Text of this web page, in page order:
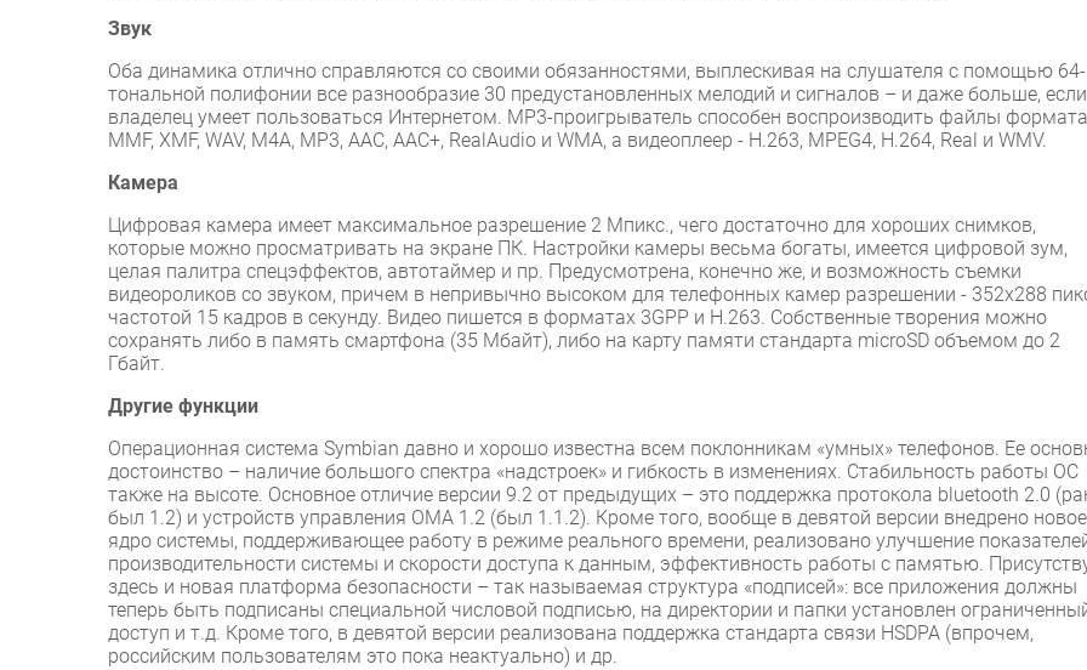
Звук
Оба динамика отлично справляются со своими обязанностями, выплескивая на слушателя с помощью 64-
тональной полифонии все разнообразие 30 предустановленных мелодий и сигналов – и даже больше, если
владелец умеет пользоваться Интернетом. МР3-проигрыватель способен воспроизводить файлы формата
MMF, XMF, WAV, M4A, MP3, AAC, AAC+, RealAudio и WMA, а видеоплеер - H.263, MPEG4, H.264, Real и WMV.
Камера
Цифровая камера имеет максимальное разрешение 2 Мпикс., чего достаточно для хороших снимков,
которые можно просматривать на экране ПК. Настройки камеры весьма богаты, имеется цифровой зум,
целая палитра спецэффектов, автотаймер и пр. Предусмотрена, конечно же, и возможность съемки
видеороликов со звуком, причем в непривычно высоком для телефонных камер разрешении - 352x288
частотой 15 кадров в секунду. Видео пишется в форматах 3GPP и H.263. Собственные творения можно
сохранять либо в память смартфона (35 Мбайт), либо на карту памяти стандарта microSD объемом до 2
Гбайт.
Другие функции
Операционная система Symbian давно и хорошо известна всем поклонникам «умных» телефонов. Ее
достоинство – наличие большого спектра «надстроек» и гибкость в изменениях. Стабильность работы ОС
также на высоте. Основное отличие версии 9.2 от предыдущих – это поддержка протокола bluetooth 2.0
был 1.2) и устройств управления OMA 1.2 (был 1.1.2). Кроме того, вообще в девятой версии внедрено новое
ядро системы, поддерживающее работу в режиме реального времени, реализовано улучшение
производительности системы и скорости доступа к данным, эффективность работы с памятью.
здесь и новая платформа безопасности – так называемая структура «подписей»: все приложения должны
теперь быть подписаны специальной числовой подписью, на директории и папки установлен
доступ и т.д. Кроме того, в девятой версии реализована поддержка стандарта связи HSDPA (впрочем,
российским пользователям это пока неактуально) и др.